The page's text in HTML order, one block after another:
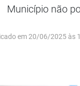
Município não
em 20/06/2025 às